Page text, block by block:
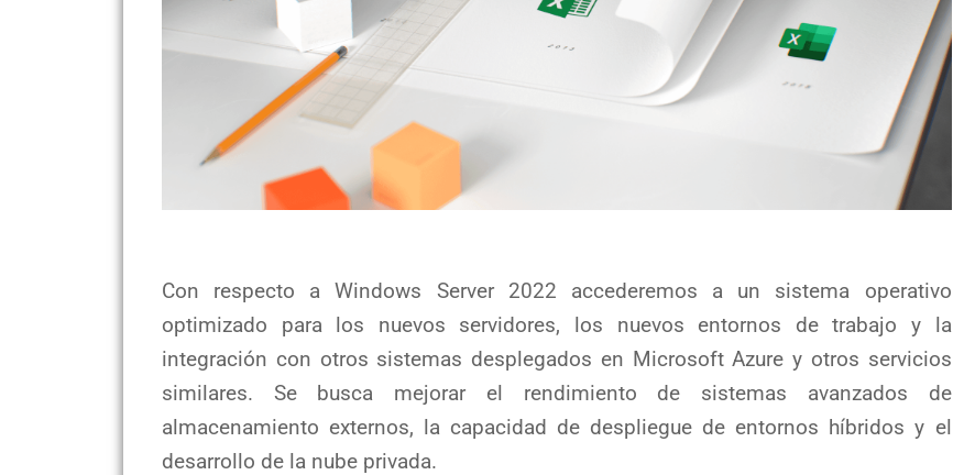
Con respecto a Windows Server 2022 accederemos a un sistema operativo
optimizado para los nuevos servidores, los nuevos entornos de trabajo y la
integración con otros sistemas desplegados en Microsoft Azure y otros servicios
similares. Se busca mejorar el rendimiento de sistemas avanzados de
almacenamiento externos, la capacidad de despliegue de entornos híbridos y el
desarrollo de la nube privada.